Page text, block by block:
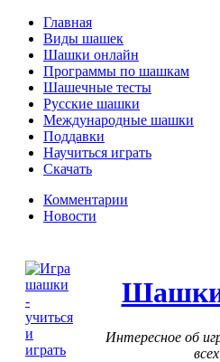
Главная
Виды шашек
Шашки онлайн
Программы по шашкам
Шашечные тесты
Русские шашки
Международные шашки
Поддавки
Научиться играть
Скачать
Комментарии
Новости
Шашки
Интересное об
всех